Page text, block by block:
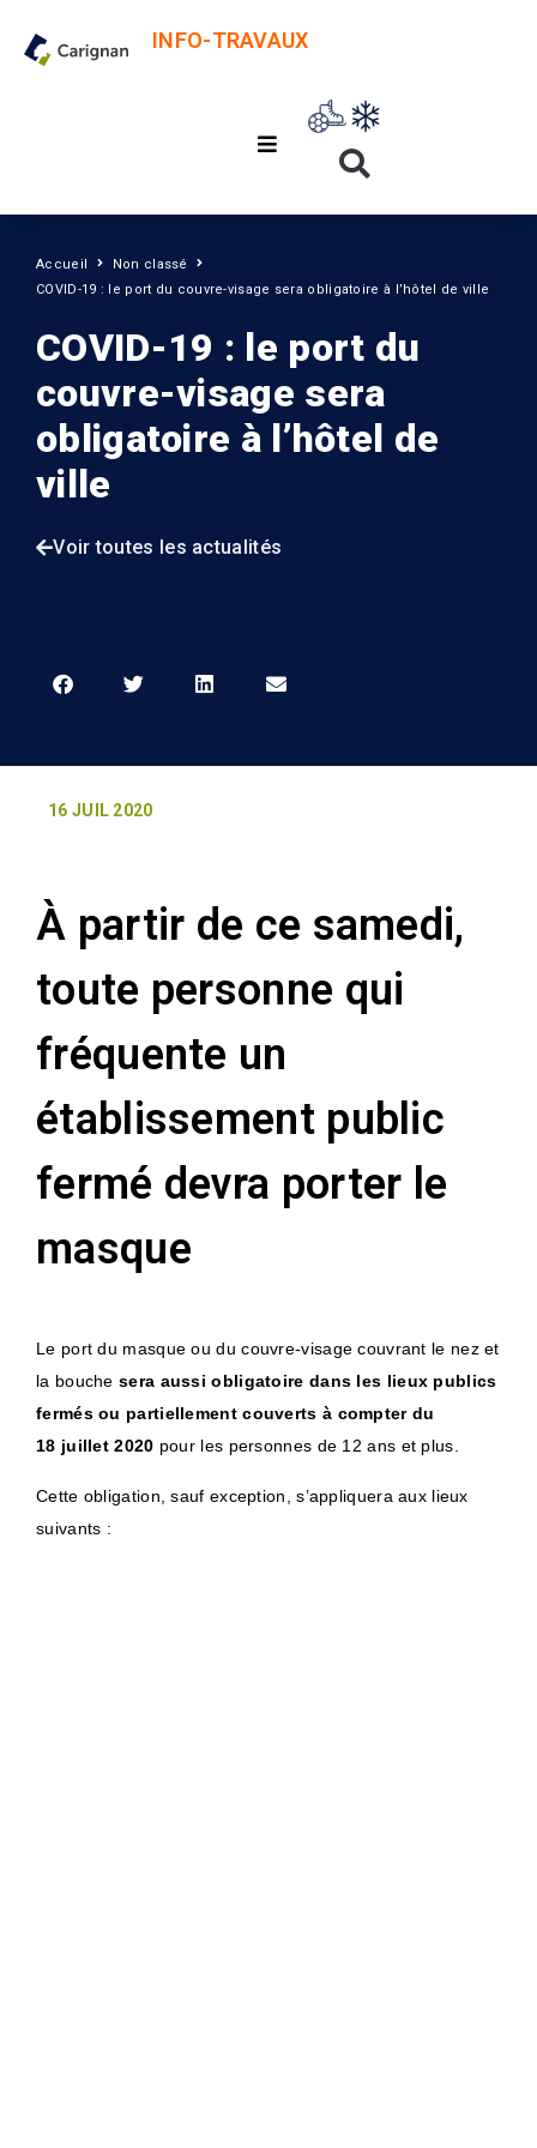
INFO-TRAVAUX
Accueil
Non classé
COVID-19 : le port du couvre-visage sera obligatoire à l’hôtel de ville
COVID-19 : le port du
couvre-visage sera
obligatoire à l’hôtel de
ville
Voir toutes les actualités
16 JUIL 2020
À partir de ce samedi,
toute personne qui
fréquente un
établissement public
fermé devra porter le
masque
Le port du masque ou du couvre-visage couvrant le nez et
la bouche sera aussi obligatoire dans les lieux publics
fermés ou partiellement couverts à compter du
18 juillet 2020 pour les personnes de 12 ans et plus.
Cette obligation, sauf exception, s’appliquera aux lieux
suivants :